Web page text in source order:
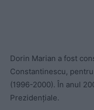
Dorin Marian a fost
Constantinescu,
(1996-2000). În anul
Prezidențiale.